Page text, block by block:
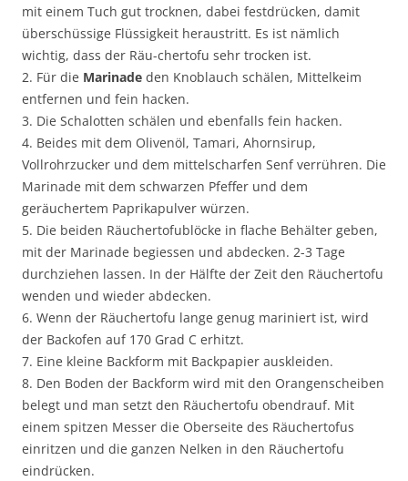
mit einem Tuch gut trocknen, dabei festdrücken, damit
überschüssige Flüssigkeit heraustritt. Es ist nämlich
wichtig, dass der Räu-chertofu sehr trocken ist.
2. Für die Marinade den Knoblauch schälen, Mittelkeim
entfernen und fein hacken.
3. Die Schalotten schälen und ebenfalls fein hacken.
4. Beides mit dem Olivenöl, Tamari, Ahornsirup,
Vollrohrzucker und dem mittelscharfen Senf verrühren. Die
Marinade mit dem schwarzen Pfeffer und dem
geräuchertem Paprikapulver würzen.
5. Die beiden Räuchertofublöcke in flache Behälter geben,
mit der Marinade begiessen und abdecken. 2-3 Tage
durchziehen lassen. In der Hälfte der Zeit den Räuchertofu
wenden und wieder abdecken.
6. Wenn der Räuchertofu lange genug mariniert ist, wird
der Backofen auf 170 Grad C erhitzt.
7. Eine kleine Backform mit Backpapier auskleiden.
8. Den Boden der Backform wird mit den Orangenscheiben
belegt und man setzt den Räuchertofu obendrauf. Mit
einem spitzen Messer die Oberseite des Räuchertofus
einritzen und die ganzen Nelken in den Räuchertofu
eindrücken.